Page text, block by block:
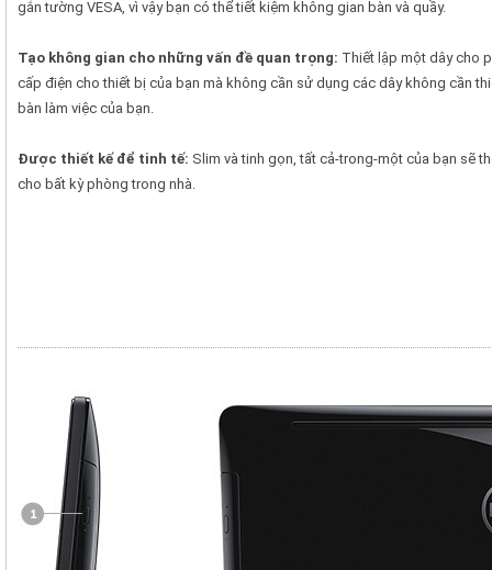
gắn tường VESA, vì vậy bạn có thể tiết kiệm không gian bàn và quầy.
Tạo không gian cho những vấn đề quan trọng: Thiết lập một dây cho
cấp điện cho thiết bị của bạn mà không cần sử dụng các dây không cần
bàn làm việc của bạn.
Được thiết kế để tinh tế: Slim và tinh gọn, tất cả-trong-một của bạn sẽ
cho bất kỳ phòng trong nhà.